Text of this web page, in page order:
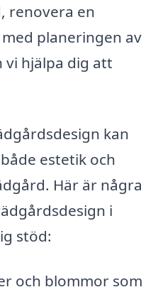
renovera en
planeringen av
vi hjälpa dig att
kan
estetik och
Här är några
i
stöd:
och blommor som